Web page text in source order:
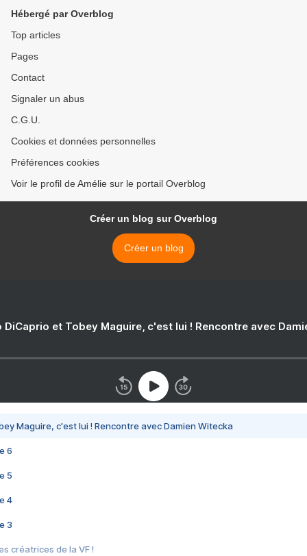
Hébergé par Overblog
Top articles
Pages
Contact
Signaler un abus
C.G.U.
Cookies et données personnelles
Préférences cookies
Voir le profil de Amélie sur le portail Overblog
Créer un blog sur Overblog
Créer un blog
DiCaprio et Tobey Maguire, c'est lui ! Rencontre avec
Maguire, c'est lui ! Rencontre avec Damien Witecka
6
5
4
3
créatrices de la VF !